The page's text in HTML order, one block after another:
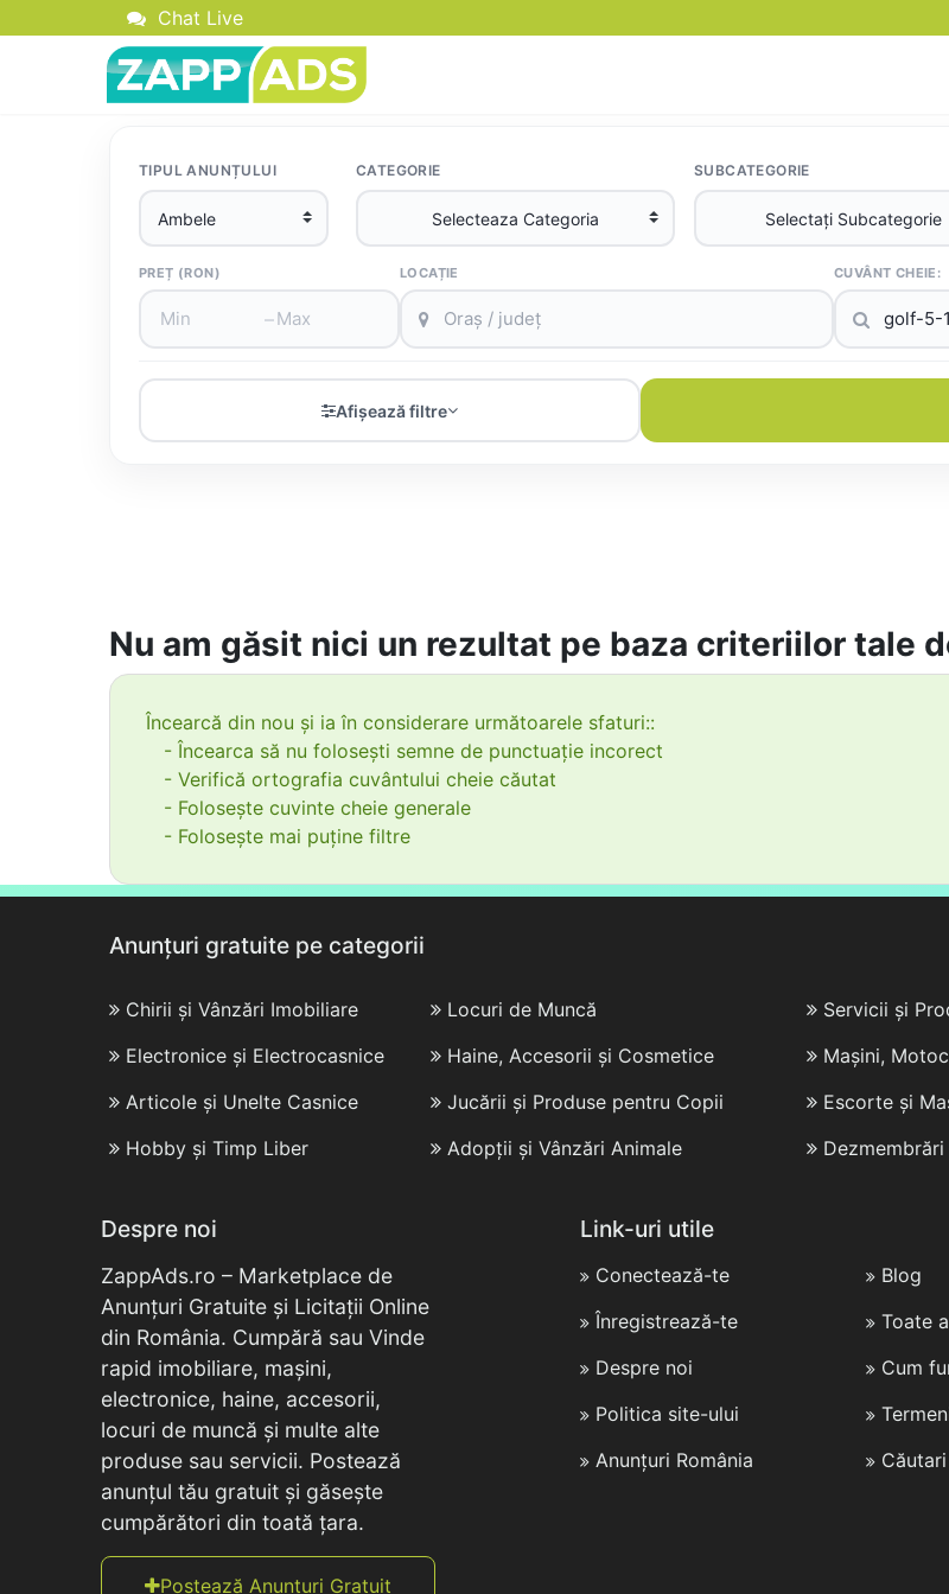
Chat Live
TIPUL ANUNȚULUI CATEGORIE SUBCATEGORIE
PREȚ (RON)
–
LOCAȚIE CUVÂNT CHEIE:
Afișează filtre
Nu am găsit nici un rezultat pe baza criteriilor tale
Încearcă din nou și ia în considerare următoarele sfaturi::
- Încearca să nu folosești semne de punctuație incorect
- Verifică ortografia cuvântului cheie căutat
- Folosește cuvinte cheie generale
- Folosește mai puține filtre
Anunțuri gratuite pe categorii
Chirii și Vânzări Imobiliare
Locuri de Muncă
Electronice și Electrocasnice
Haine, Accesorii și Cosmetice
Articole și Unelte Casnice
Jucării și Produse pentru Copii
Hobby și Timp Liber
Adopții și Vânzări Animale
Servicii și
Mașini,
Escorte și
Despre noi
ZappAds.ro – Marketplace de
Anunțuri Gratuite și Licitații Online
din România. Cumpără sau Vinde
rapid imobiliare, mașini,
electronice, haine, accesorii,
locuri de muncă și multe alte
produse sau servicii. Postează
anunțul tău gratuit și găsește
cumpărători din toată țara.
Postează Anunțuri Gratuit
Link-uri utile
Conectează-te
Înregistrează-te
Despre noi
Politica site-ului
Anunțuri România
Blog
Toate
Cum